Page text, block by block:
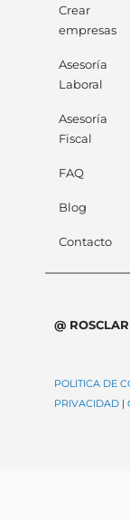
Crear
empresas
Asesoría
Laboral
Asesoría
Fiscal
FAQ
Blog
Contacto
@
POLITICA DE
PRIVACIDAD |